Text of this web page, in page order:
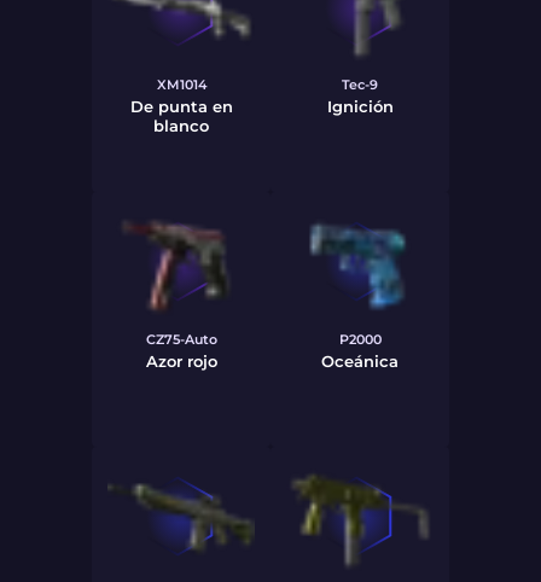
XM1014
De punta en
blanco
Tec-9
Ignición
CZ75-Auto
Azor rojo
P2000
Oceánica